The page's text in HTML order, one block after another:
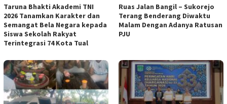
Taruna Bhakti Akademi TNI
2026 Tanamkan Karakter dan
Semangat Bela Negara kepada
Siswa Sekolah Rakyat
Terintegrasi 74 Kota Tual
Ruas Jalan Bangil – Sukorejo
Terang Benderang Diwaktu
Malam Dengan Adanya Ratusan
PJU